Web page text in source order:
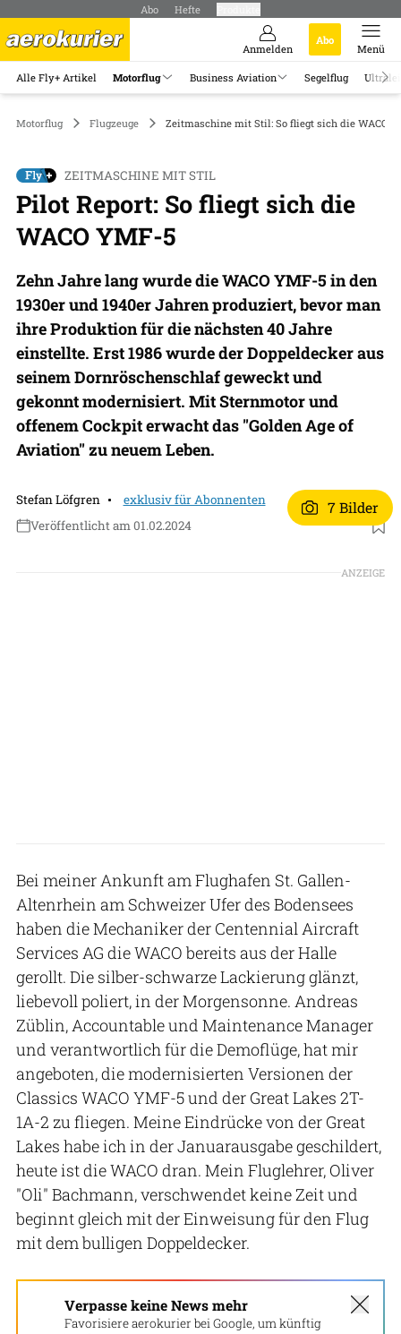
Abo Hefte
Anmelden
Abo
Menü
Alle Fly+ Artikel Motorflug Business Aviation Segelflug
Motorflug Flugzeuge Zeitmaschine mit Stil: So fliegt sich die WACO
ZEITMASCHINE MIT STIL
Pilot Report: So fliegt sich die
WACO YMF-5
Zehn Jahre lang wurde die WACO YMF-5 in den
1930er und 1940er Jahren produziert, bevor man
ihre Produktion für die nächsten 40 Jahre
einstellte. Erst 1986 wurde der Doppeldecker aus
seinem Dornröschenschlaf geweckt und
gekonnt modernisiert. Mit Sternmotor und
offenem Cockpit erwacht das "Golden Age of
Aviation" zu neuem Leben.
Stefan Löfgren
exklusiv für Abonnenten
Veröffentlicht am 01.02.2024
Foto: WACO Aircraft Corporation
7 Bilder
ANZEIGE
Bei meiner Ankunft am Flughafen St. Gallen-
Altenrhein am Schweizer Ufer des Bodensees
haben die Mechaniker der Centennial Aircraft
Services AG die WACO bereits aus der Halle
gerollt. Die silber-schwarze Lackierung glänzt,
liebevoll poliert, in der Morgensonne. Andreas
Züblin, Accountable und Maintenance Manager
und verantwortlich für die Demoflüge, hat mir
angeboten, die modernisierten Versionen der
Classics WACO YMF-5 und der Great Lakes 2T-
1A-2 zu fliegen. Meine Eindrücke von der Great
Lakes habe ich in der Januarausgabe geschildert,
heute ist die WACO dran. Mein Fluglehrer, Oliver
"Oli" Bachmann, verschwendet keine Zeit und
beginnt gleich mit der Einweisung für den Flug
mit dem bulligen Doppeldecker.
Verpasse keine News mehr
Favorisiere aerokurier bei Google, um künftig